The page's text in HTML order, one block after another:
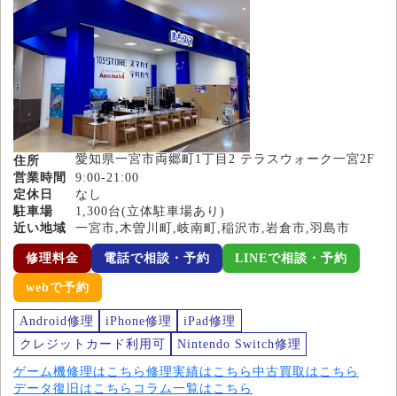
住所
愛知県一宮市両郷町1丁目2 テラスウォーク一宮2F
営業時間
9:00-21:00
定休日
なし
駐車場
1,300台(立体駐車場あり)
近い地域
一宮市,木曽川町,岐南町,稲沢市,岩倉市,羽島市
修理料金 電話で相談・予約 LINEで相談・予約
webで予約
Android修理 iPhone修理
iPad修理
クレジットカード利用可
Nintendo Switch修理
ゲーム機修理はこちら 修理実績はこちら 中古買取はこちら
データ復旧はこちら コラム一覧はこちら